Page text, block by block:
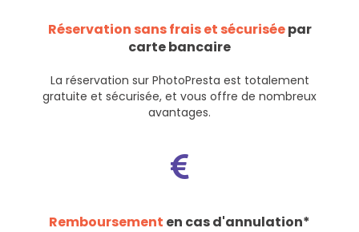
Réservation sans frais et sécuriséepar
carte bancaire
La réservation sur PhotoPresta est totalement
gratuite et sécurisée, et vous offre de nombreux
avantages.
Remboursement en cas d'annulation*